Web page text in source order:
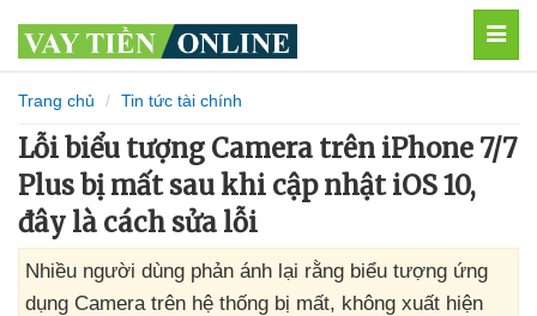
Trang chủ Tin tức tài chính
Lỗi biểu tượng Camera trên iPhone 7/7
Plus bị mất sau khi cập nhật iOS 10,
đây là cách sửa lỗi
Nhiều người dùng phản ánh lại rằng biểu tượng ứng
dụng Camera trên hệ thống bị mất, không xuất hiện